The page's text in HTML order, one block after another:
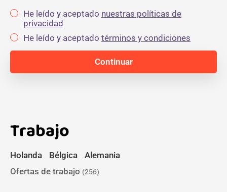
He leído y aceptado nuestras políticas de
privacidad
He leído y aceptado términos y condiciones
Trabajo
Holanda Bélgica
Alemania
Ofertas de trabajo (256)